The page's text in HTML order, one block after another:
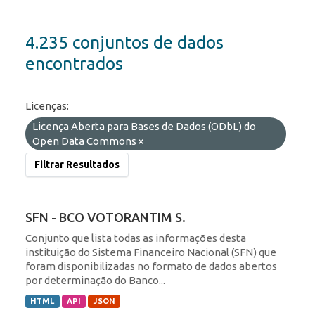
4.235 conjuntos de dados
encontrados
Licenças:
Licença Aberta para Bases de Dados (ODbL) do
Open Data Commons
Filtrar Resultados
SFN - BCO VOTORANTIM S.
Conjunto que lista todas as informações desta
instituição do Sistema Financeiro Nacional (SFN) que
foram disponibilizadas no formato de dados abertos
por determinação do Banco...
HTML API JSON